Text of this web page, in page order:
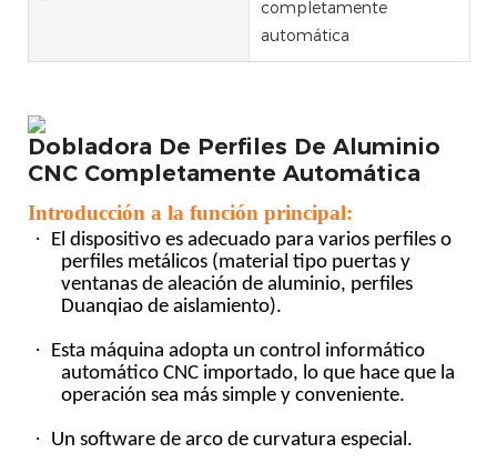
completamente
automática
Dobladora De Perfiles De Aluminio
CNC Completamente Automática
Introducción a la función principal:
· El dispositivo es adecuado para varios perfiles o
perfiles metálicos (material tipo puertas y
ventanas de aleación de aluminio, perfiles
Duanqiao de aislamiento).
· Esta máquina adopta un control informático
automático CNC importado, lo que hace que la
operación sea más simple y conveniente.
· Un software de arco de curvatura especial.